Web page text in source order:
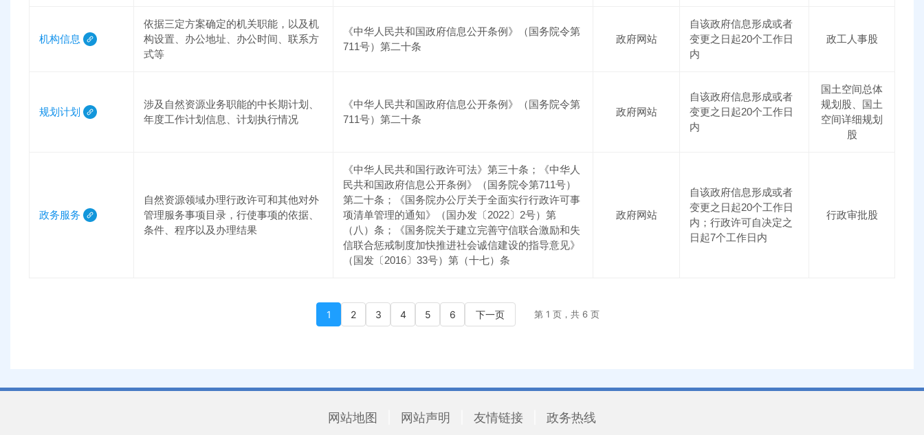
机构信息
依据三定方案确定的机关职能，以及机
构设置、办公地址、办公时间、联系方
式等
《中华人民共和国政府信息公开条例》（国务院令第
711号）第二十条
政府网站
自该政府信息形成或者
变更之日起20个工作日
内
政工人事股
规划计划
涉及自然资源业务职能的中长期计划、
年度工作计划信息、计划执行情况
《中华人民共和国政府信息公开条例》（国务院令第
711号）第二十条
政府网站
自该政府信息形成或者
变更之日起20个工作日
内
国土空间总体
规划股、国土
空间详细规划
股
政务服务
自然资源领域办理行政许可和其他对外
管理服务事项目录，行使事项的依据、
条件、程序以及办理结果
《中华人民共和国行政许可法》第三十条；《中华人
民共和国政府信息公开条例》（国务院令第711号）
第二十条；《国务院办公厅关于全面实行行政许可事
项清单管理的通知》（国办发〔2022〕2号）第
（八）条；《国务院关于建立完善守信联合激励和失
信联合惩戒制度加快推进社会诚信建设的指导意见》
（国发〔2016〕33号）第（十七）条
政府网站
自该政府信息形成或者
变更之日起20个工作日
内；行政许可自决定之
日起7个工作日内
行政审批股
1 2 3 4 5 6 下一页 第 1 页，共 6 页
网站地图 网站声明 友情链接 政务热线